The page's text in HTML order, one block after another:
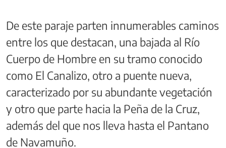
De este paraje parten innumerables caminos
entre los que destacan, una bajada al Río
Cuerpo de Hombre en su tramo conocido
como El Canalizo, otro a puente nueva,
caracterizado por su abundante vegetación
y otro que parte hacia la Peña de la Cruz,
además del que nos lleva hasta el Pantano
de Navamuño.